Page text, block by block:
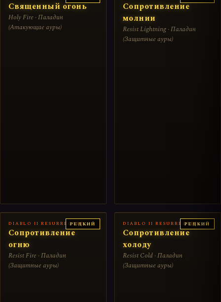
Священный огонь
Holy Fire · Паладин
(Атакующие ауры)
Сопротивление
молнии
Resist Lightning · Паладин
(Защитные ауры)
РЕДКИЙ
DIABLO II RESURRECTED
Сопротивление
огню
Resist Fire · Паладин
(Защитные ауры)
РЕДКИЙ
DIABLO II RESURRECTED
Сопротивление
холоду
Resist Cold · Паладин
(Защитные ауры)